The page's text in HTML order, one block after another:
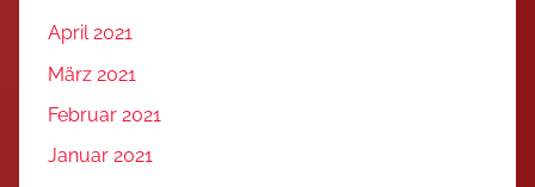
April 2021
März 2021
Februar 2021
Januar 2021